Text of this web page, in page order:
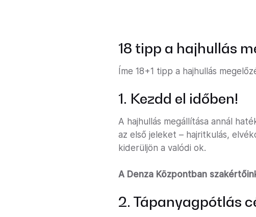
18 tipp a hajhullás
Íme 18+1 tipp a hajhullás
1. Kezdd el időben!
A hajhullás megállítása annál
az első jeleket – hajritkulás,
kiderüljön a valódi ok.
A Denza Központban
2. Tápanyagpótlás